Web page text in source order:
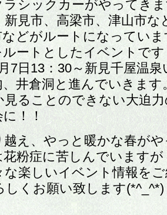
ラシックカーがやってき
新見市、高梁市、津山市な
などがルートになってい
ルートとしたイベントで
7日13：30～新見千屋温
、井倉洞と進んでいきます
見ることのできない大迫
！！
越え、やっと暖かな春が
粉症に苦しんでいますが
な楽しいイベント情報を
しくお願い致します(*^_^*)